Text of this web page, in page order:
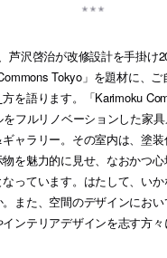
芦沢啓治が改修設計を手掛け
Tokyo」を題材に、
を語ります。「Karimoku
フルリノベーションした家
ャラリー。その室内は、塗
を魅力的に見せ、なおかつ
っています。はたして、い
また、空間のデザインにお
ンテリアデザインを志す方